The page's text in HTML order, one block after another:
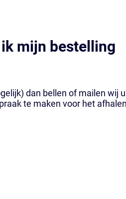
mijn bestelling
dan bellen of mailen wij u
te maken voor het